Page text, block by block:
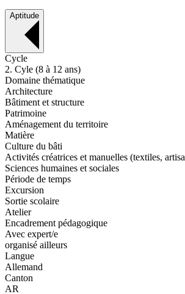
Aptitude
Cycle
2. Cyle (8 à 12 ans)
Domaine thématique
Architecture
Bâtiment et structure
Patrimoine
Aménagement du territoire
Matière
Culture du bâti
Activités créatrices et manuelles (textiles,
Sciences humaines et sociales
Période de temps
Excursion
Sortie scolaire
Atelier
Encadrement pédagogique
Avec expert/e
organisé ailleurs
Langue
Allemand
Canton
AR